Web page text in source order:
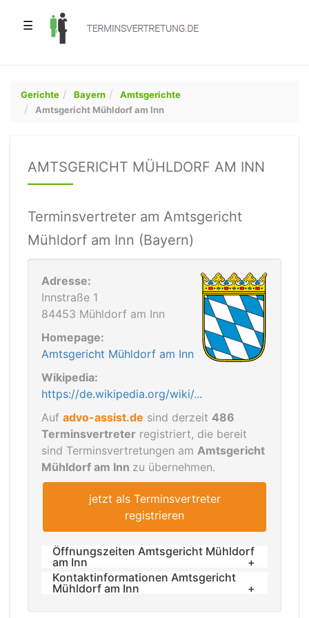
☰
Gerichte Bayern
Amtsgerichte
Amtsgericht Mühldorf am Inn
AMTSGERICHT MÜHLDORF AM INN
Terminsvertreter am Amtsgericht
Mühldorf am Inn (Bayern)
Adresse:
Innstraße 1
84453 Mühldorf am Inn
Homepage:
Amtsgericht Mühldorf am Inn
Wikipedia:
https://de.wikipedia.org/wiki/...
Auf advo-assist.de sind derzeit 486
Terminsvertreter registriert, die bereit
sind Terminsvertretungen am Amtsgericht
Mühldorf am Inn zu übernehmen.
jetzt als Terminsvertreter
registrieren
Öffnungszeiten Amtsgericht Mühldorf
am Inn
Öffnungs- und Sprechzeiten
Montag bis Freitag: 08:00 bis 12:00 Uhr
Individuelle Terminvereinbarungen sind
Kontaktinformationen Amtsgericht
Mühldorf am Inn